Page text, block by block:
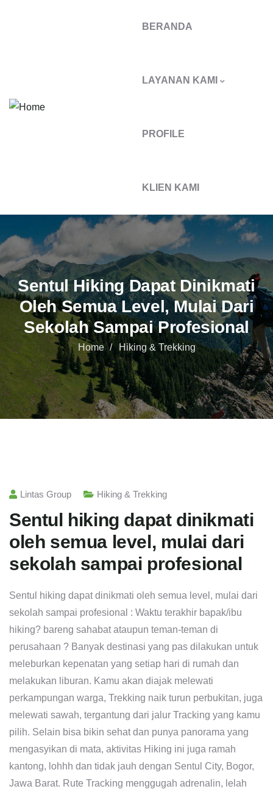
BERANDA
LAYANAN KAMI
PROFILE
KLIEN KAMI
Sentul Hiking Dapat Dinikmati
Oleh Semua Level, Mulai Dari
Sekolah Sampai Profesional
Home Hiking & Trekking
Lintas Group Hiking & Trekking
Sentul hiking dapat dinikmati
oleh semua level, mulai dari
sekolah sampai profesional
Sentul hiking dapat dinikmati oleh semua level, mulai dari
sekolah sampai profesional : Waktu terakhir bapak/ibu
hiking? bareng sahabat ataupun teman-teman di
perusahaan ? Banyak destinasi yang pas dilakukan untuk
meleburkan kepenatan yang setiap hari di rumah dan
melakukan liburan. Kamu akan diajak melewati
perkampungan warga, Trekking naik turun perbukitan, juga
melewati sawah, tergantung dari jalur Tracking yang kamu
pilih. Selain bisa bikin sehat dan punya panorama yang
mengasyikan di mata, aktivitas Hiking ini juga ramah
kantong, lohhh dan tidak jauh dengan Sentul City, Bogor,
Jawa Barat. Rute Tracking menggugah adrenalin, lelah